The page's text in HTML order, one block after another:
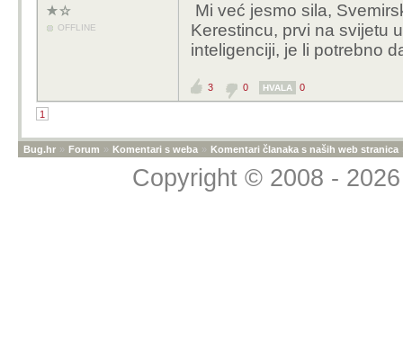
OFFLINE
Mi već jesmo sila,
Kerestincu, prvi na svijetu
inteligenciji, je li potrebno
3 0 HVALA 0
1
Bug.hr » Forum » Komentari s weba » Komentari članaka s naših web stranica
Copyright © 2008 -